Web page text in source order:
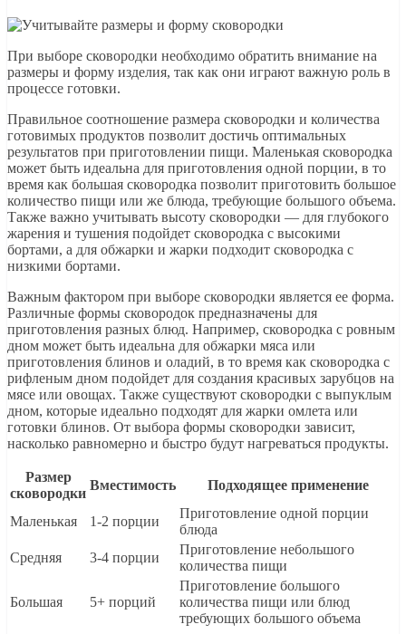
При выборе сковородки необходимо обратить внимание на
размеры и форму изделия, так как они играют важную роль в
процессе готовки.
Правильное соотношение размера сковородки и количества
готовимых продуктов позволит достичь оптимальных
результатов при приготовлении пищи. Маленькая сковородка
может быть идеальна для приготовления одной порции, в то
время как большая сковородка позволит приготовить большое
количество пищи или же блюда, требующие большого объема.
Также важно учитывать высоту сковородки — для глубокого
жарения и тушения подойдет сковородка с высокими
бортами, а для обжарки и жарки подходит сковородка с
низкими бортами.
Важным фактором при выборе сковородки является ее форма.
Различные формы сковородок предназначены для
приготовления разных блюд. Например, сковородка с ровным
дном может быть идеальна для обжарки мяса или
приготовления блинов и оладий, в то время как сковородка с
рифленым дном подойдет для создания красивых зарубцов на
мясе или овощах. Также существуют сковородки с выпуклым
дном, которые идеально подходят для жарки омлета или
готовки блинов. От выбора формы сковородки зависит,
насколько равномерно и быстро будут нагреваться продукты.
Размер
сковородки
Вместимость Подходящее применение
Маленькая 1-2 порции
Приготовление одной порции
блюда
Средняя
3-4 порции
Приготовление небольшого
количества пищи
Большая 5+ порций
Приготовление большого
количества пищи или блюд
требующих большого объема